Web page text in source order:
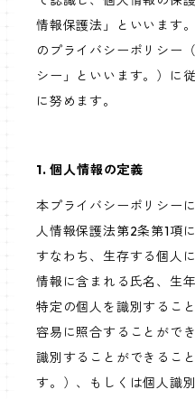
情報保護法」といいます
のプライバシーポリシー
シー」といいます。）に
に努めます。
1. 個人情報の定義
本プライバシーポリシー
人情報保護法第2条第1項
すなわち、生存する個人
情報に含まれる氏名、生
特定の個人を識別するこ
容易に照合することがで
識別することができるこ
す。）、もしくは個人識